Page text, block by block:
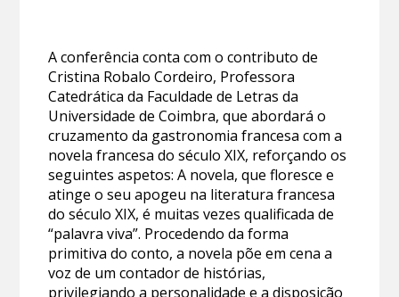
A conferência conta com o contributo de
Cristina Robalo Cordeiro, Professora
Catedrática da Faculdade de Letras da
Universidade de Coimbra, que abordará o
cruzamento da gastronomia francesa com a
novela francesa do século XIX, reforçando os
seguintes aspetos: A novela, que floresce e
atinge o seu apogeu na literatura francesa
do século XIX, é muitas vezes qualificada de
“palavra viva”. Procedendo da forma
primitiva do conto, a novela põe em cena a
voz de um contador de histórias,
privilegiando a personalidade e a disposição